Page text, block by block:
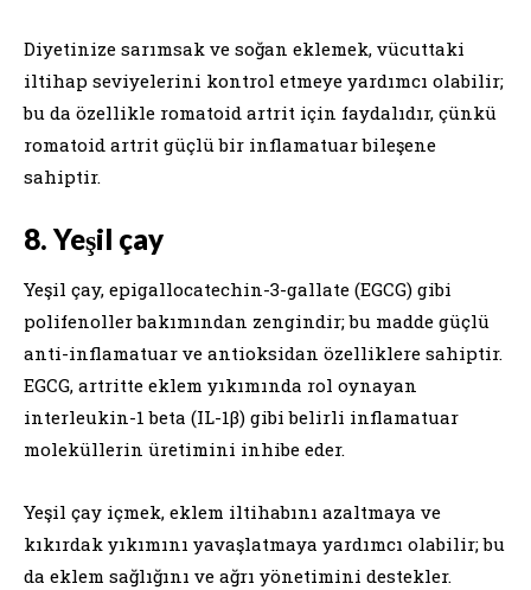
Diyetinize sarımsak ve soğan eklemek, vücuttaki
iltihap seviyelerini kontrol etmeye yardımcı olabilir;
bu da özellikle romatoid artrit için faydalıdır, çünkü
romatoid artrit güçlü bir inflamatuar bileşene
sahiptir.
8. Yeşil çay
Yeşil çay, epigallocatechin-3-gallate (EGCG) gibi
polifenoller bakımından zengindir; bu madde güçlü
anti-inflamatuar ve antioksidan özelliklere sahiptir.
EGCG, artritte eklem yıkımında rol oynayan
interleukin-1 beta (IL-1β) gibi belirli inflamatuar
moleküllerin üretimini inhibe eder.
Yeşil çay içmek, eklem iltihabını azaltmaya ve
kıkırdak yıkımını yavaşlatmaya yardımcı olabilir; bu
da eklem sağlığını ve ağrı yönetimini destekler.